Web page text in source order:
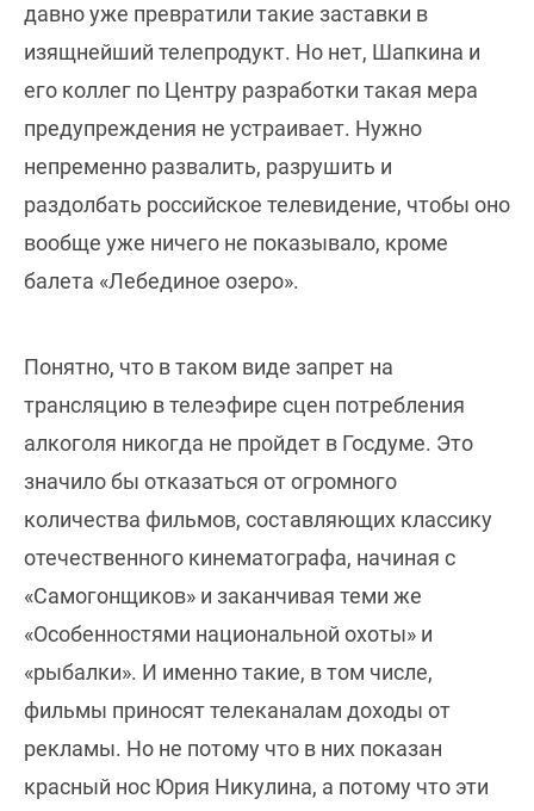
давно уже превратили такие заставки в
изящнейший телепродукт. Но нет, Шапкина и
его коллег по Центру разработки такая мера
предупреждения не устраивает. Нужно
непременно развалить, разрушить и
раздолбать российское телевидение, чтобы оно
вообще уже ничего не показывало, кроме
балета «Лебединое озеро».
Понятно, что в таком виде запрет на
трансляцию в телеэфире сцен потребления
алкоголя никогда не пройдет в Госдуме. Это
значило бы отказаться от огромного
количества фильмов, составляющих классику
отечественного кинематографа, начиная с
«Самогонщиков» и заканчивая теми же
«Особенностями национальной охоты» и
«рыбалки». И именно такие, в том числе,
фильмы приносят телеканалам доходы от
рекламы. Но не потому что в них показан
красный нос Юрия Никулина, а потому что эти